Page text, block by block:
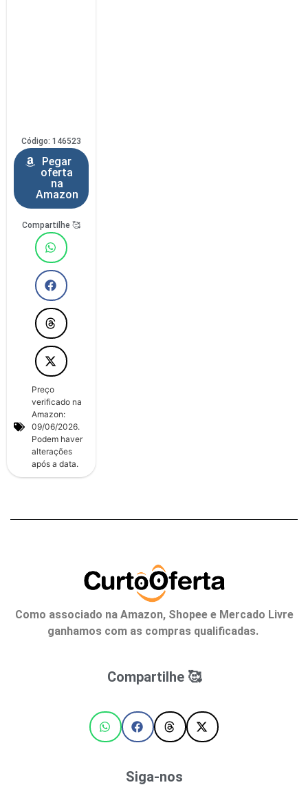
Código: 146523
Pegar
oferta
na
Amazon
Compartilhe 🥰
Preço
verificado na
Amazon:
09/06/2026.
Podem haver
alterações
após a data.
Como associado na Amazon, Shopee e Mercado Livre
ganhamos com as compras qualificadas.
Compartilhe 🥰
Siga-nos